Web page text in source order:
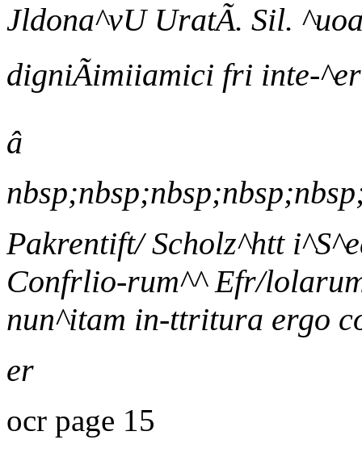
Jldona^vU UratÃ. Sil.
digniÃimiiamici fri inte-
â
Pakrentift/ Scholz^htt
Confrlio-rum^^ Efr/
nun^itam in-ttritura ergo
er
ocr page 15